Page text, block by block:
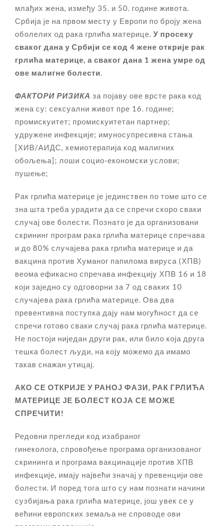
млађих жена, између 35. и 50. године живота.
Србија је на првом месту у Европи по броју жена
оболелих од рака грлића материце. У просеку
сваког дана у Србији се код 4 жене открије рак
грлића материце, а сваког дана 1 жена умре од
ове малигне болести.
ФАКТОРИ РИЗИКА за појаву ове врсте рака код
жена су: сексуални живот пре 16. године;
промискуитет; промискуитетан партнер;
удружене инфекције; имуносупресивна стања
[ХИВ/АИДС, хемиотерапија код малигних
обољења]; лоши социо-економски услови;
пушење;
Рак грлића материце је јединствен по томе што се
зна шта треба урадити да се спречи скоро сваки
случај ове болести. Познато је да организовани
скрининг програм рака грлића материце спречава
и до 80% случајева рака грлића материце и да
вакцина против Хуманог папилома вируса (ХПВ)
веома ефикасно спречава инфекцију ХПВ 16 и 18
који заједно су одговорни за 7 од сваких 10
случајева рака грлића материце. Ова два
превентивна поступка дају нам могућност да се
спречи готово сваки случај рака грлића материце.
Не постоји ниједан други рак, или било која друга
тешка болест људи, на коју можемо да имамо
такав снажан утицај.
АКО СЕ ОТКРИЈЕ У РАНОЈ ФАЗИ, РАК ГРЛИЋА
МАТЕРИЦЕ ЈЕ БОЛЕСТ КОЈА СЕ МОЖЕ
СПРЕЧИТИ!
Редовни прегледи код изабраног
гинеколога, спровођење програма организованог
скрининга и програма вакцинације против ХПВ
инфекције, имају највећи значај у превенцији ове
болести. И поред тога што су нам познати начини
сузбијања рака грлића материце, још увек се у
већини европских земаља не спроводе ови